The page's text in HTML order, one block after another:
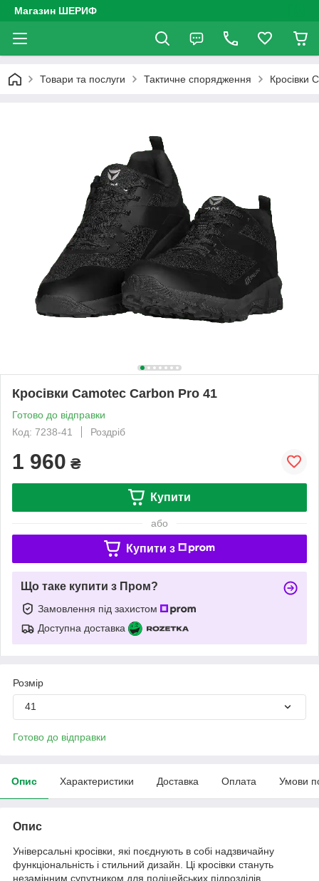
Магазин ШЕРИФ
Товари та послуги Тактичне спорядження Кросівки
Кросівки Camotec Carbon Pro 41
Готово до відправки
Код: 7238-41
Роздріб
1 960 ₴
Купити
або
Купити з
Що таке купити з Пром?
Замовлення під захистом
Доступна доставка
Розмір
41
Готово до відправки
Опис Характеристики Доставка Оплата Умови
Опис
Універсальні кросівки, які поєднують в собі надзвичайну
функціональність і стильний дизайн. Ці кросівки стануть
незамінним супутником для поліцейських підрозділів,